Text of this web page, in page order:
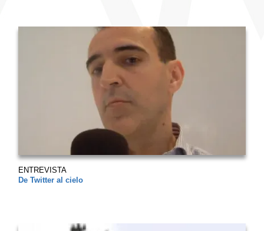
ENTREVISTA
De Twitter al cielo